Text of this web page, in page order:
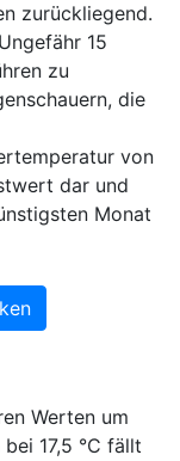
zurückliegend.
Ungefähr 15
zu
die
von
dar und
Monat
Werten um
17,5 °C fällt